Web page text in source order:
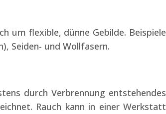
um flexible, dünne Gebilde. Beispiele
Seiden- und Wollfasern.
durch Verbrennung entstehendes
Rauch kann in einer Werkstatt